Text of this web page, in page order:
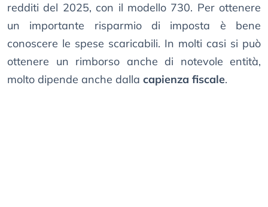
redditi del 2025, con il modello 730. Per ottenere
un importante risparmio di imposta è bene
conoscere le spese scaricabili. In molti casi si può
ottenere un rimborso anche di notevole entità,
molto dipende anche dalla capienza fiscale.